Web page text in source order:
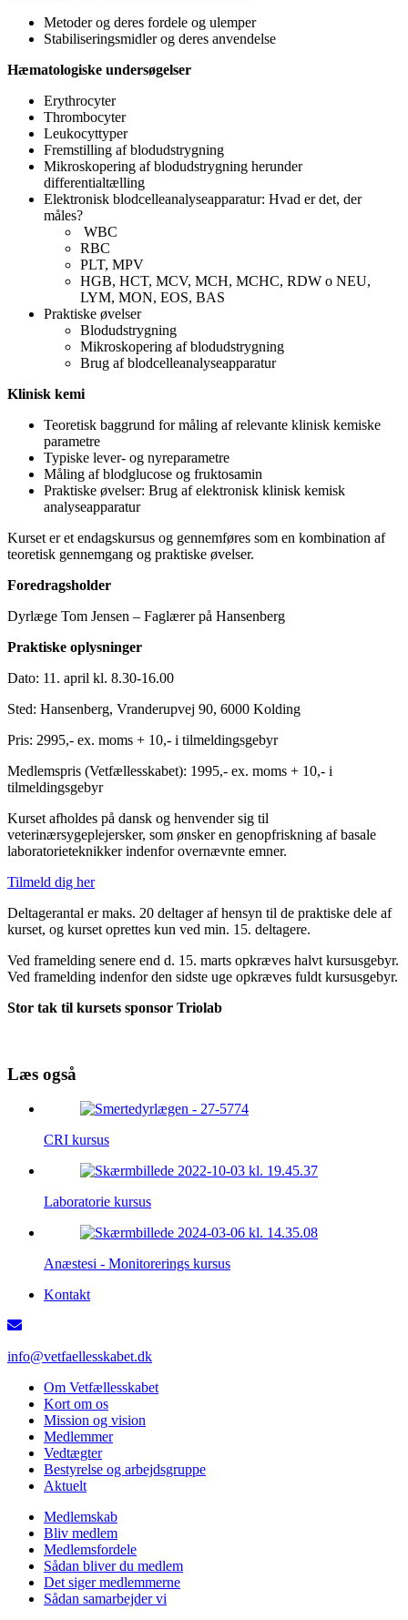
Metoder og deres fordele og ulemper
Stabiliseringsmidler og deres anvendelse
Hæmatologiske undersøgelser
Erythrocyter
Thrombocyter
Leukocyttyper
Fremstilling af blodudstrygning
Mikroskopering af blodudstrygning herunder
differentialtælling
Elektronisk blodcelleanalyseapparatur: Hvad er det, der
måles?
WBC
RBC
PLT, MPV
HGB, HCT, MCV, MCH, MCHC, RDW o NEU,
LYM, MON, EOS, BAS
Praktiske øvelser
Blodudstrygning
Mikroskopering af blodudstrygning
Brug af blodcelleanalyseapparatur
Klinisk kemi
Teoretisk baggrund for måling af relevante klinisk kemiske
parametre
Typiske lever- og nyreparametre
Måling af blodglucose og fruktosamin
Praktiske øvelser: Brug af elektronisk klinisk kemisk
analyseapparatur
Kurset er et endagskursus og gennemføres som en kombination af
teoretisk gennemgang og praktiske øvelser.
Foredragsholder
Dyrlæge Tom Jensen – Faglærer på Hansenberg
Praktiske oplysninger
Dato: 11. april kl. 8.30-16.00
Sted: Hansenberg, Vranderupvej 90, 6000 Kolding
Pris: 2995,- ex. moms + 10,- i tilmeldingsgebyr
Medlemspris (Vetfællesskabet): 1995,- ex. moms + 10,- i
tilmeldingsgebyr
Kurset afholdes på dansk og henvender sig til
veterinærsygeplejersker, som ønsker en genopfriskning af basale
laboratorieteknikker indenfor overnævnte emner.
Tilmeld dig her
Deltagerantal er maks. 20 deltager af hensyn til de praktiske dele af
kurset, og kurset oprettes kun ved min. 15. deltagere.
Ved framelding senere end d. 15. marts opkræves halvt kursusgebyr.
Ved framelding indenfor den sidste uge opkræves fuldt kursusgebyr.
Stor tak til kursets sponsor Triolab
Læs også
CRI kursus
Laboratorie kursus
Anæstesi - Monitorerings kursus
Kontakt
info@vetfaellesskabet.dk
Om Vetfællesskabet
Kort om os
Mission og vision
Medlemmer
Vedtægter
Bestyrelse og arbejdsgruppe
Aktuelt
Medlemskab
Bliv medlem
Medlemsfordele
Sådan bliver du medlem
Det siger medlemmerne
Sådan samarbejder vi